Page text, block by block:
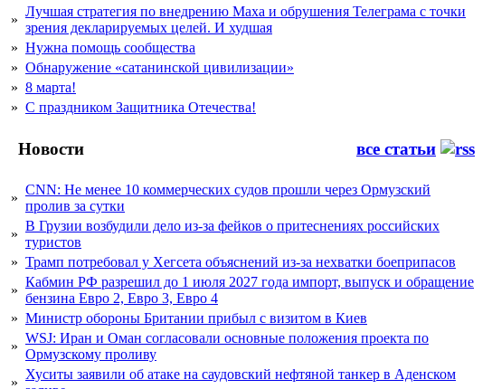
»
Лучшая стратегия по внедрению Маха и обрушения Телеграма с точки
зрения декларируемых целей. И худшая
» Нужна помощь сообщества
» Обнаружение «сатанинской цивилизации»
» 8 марта!
» С праздником Защитника Отечества!
Новости все статьи
»
CNN: Не менее 10 коммерческих судов прошли через Ормузский
пролив за сутки
»
В Грузии возбудили дело из-за фейков о притеснениях российских
туристов
» Трамп потребовал у Хегсета объяснений из-за нехватки боеприпасов
»
Кабмин РФ разрешил до 1 июля 2027 года импорт, выпуск и обращение
бензина Евро 2, Евро 3, Евро 4
» Министр обороны Британии прибыл с визитом в Киев
»
WSJ: Иран и Оман согласовали основные положения проекта по
Ормузскому проливу
»
Хуситы заявили об атаке на саудовский нефтяной танкер в Аденском